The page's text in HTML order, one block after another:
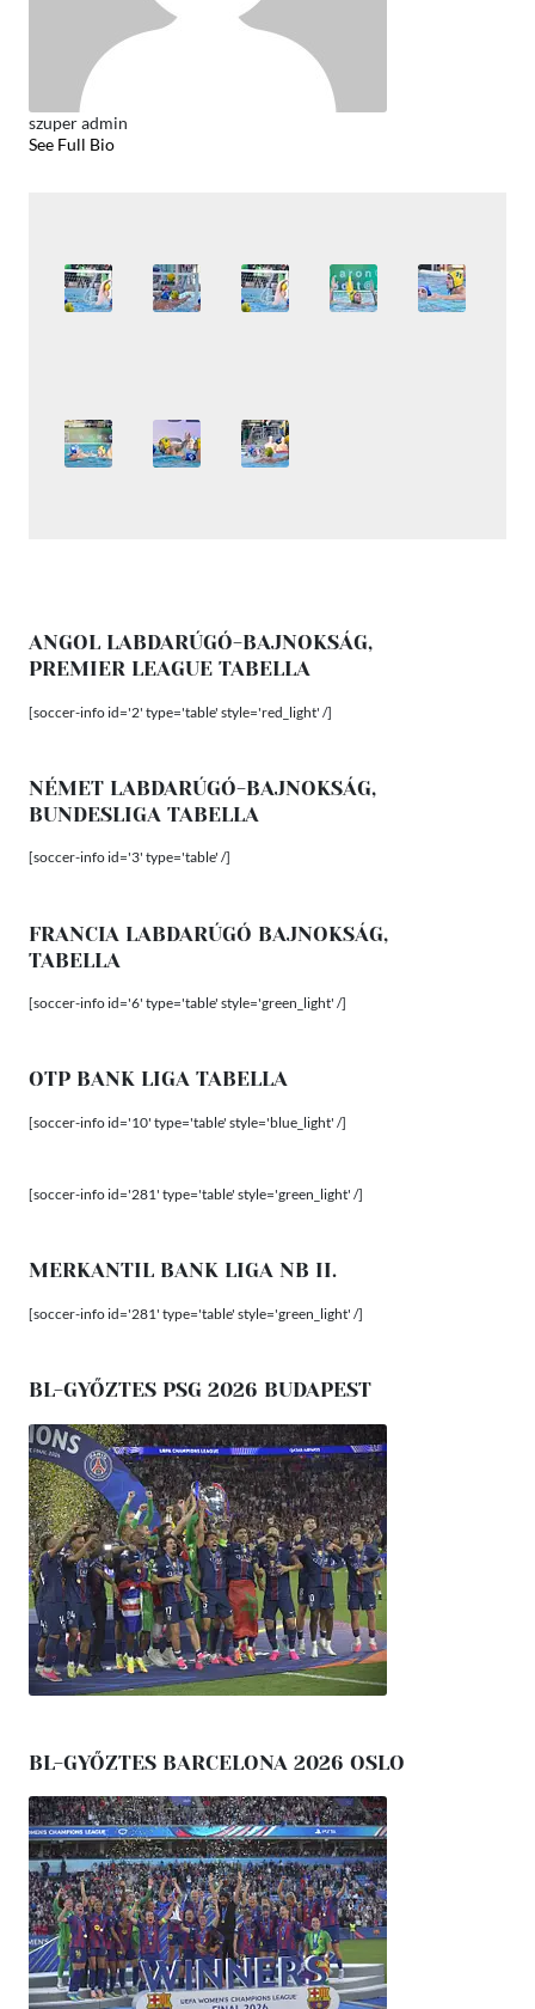
szuper admin
See Full Bio
ANGOL LABDARÚGÓ-BAJNOKSÁG,
PREMIER LEAGUE TABELLA
[soccer-info id='2' type='table' style='red_light' /]
NÉMET LABDARÚGÓ-BAJNOKSÁG,
BUNDESLIGA TABELLA
[soccer-info id='3' type='table' /]
FRANCIA LABDARÚGÓ BAJNOKSÁG,
TABELLA
[soccer-info id='6' type='table' style='green_light' /]
OTP BANK LIGA TABELLA
[soccer-info id='10' type='table' style='blue_light' /]
[soccer-info id='281' type='table' style='green_light' /]
MERKANTIL BANK LIGA NB II.
[soccer-info id='281' type='table' style='green_light' /]
BL-GYŐZTES PSG 2026 BUDAPEST
BL-GYŐZTES BARCELONA 2026 OSLO